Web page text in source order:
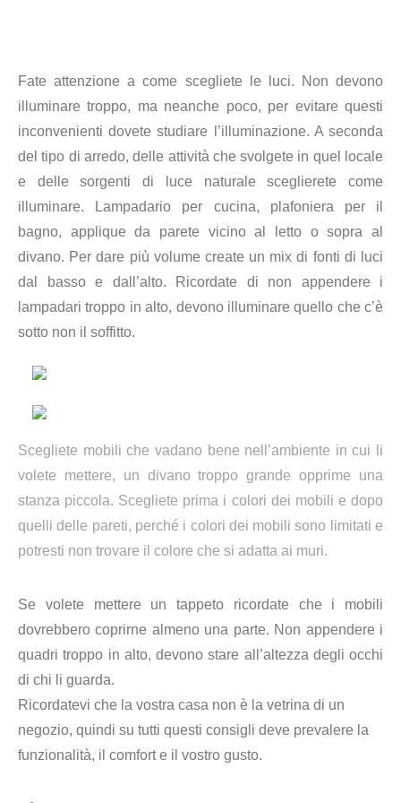
Fate attenzione a come scegliete le luci. Non devono
illuminare troppo, ma neanche poco, per evitare questi
inconvenienti dovete studiare l’illuminazione. A seconda
del tipo di arredo, delle attività che svolgete in quel locale
e delle sorgenti di luce naturale sceglierete come
illuminare. Lampadario per cucina, plafoniera per il
bagno, applique da parete vicino al letto o sopra al
divano. Per dare più volume create un mix di fonti di luci
dal basso e dall’alto. Ricordate di non appendere i
lampadari troppo in alto, devono illuminare quello che c’è
sotto non il soffitto.
Scegliete mobili che vadano bene nell’ambiente in cui li
volete mettere, un divano troppo grande opprime una
stanza piccola. Scegliete prima i colori dei mobili e dopo
quelli delle pareti, perché i colori dei mobili sono limitati e
potresti non trovare il colore che si adatta ai muri.
Se volete mettere un tappeto ricordate che i mobili
dovrebbero coprirne almeno una parte. Non appendere i
quadri troppo in alto, devono stare all’altezza degli occhi
di chi li guarda.
Ricordatevi che la vostra casa non è la vetrina di un
negozio, quindi su tutti questi consigli deve prevalere la
funzionalità, il comfort e il vostro gusto.